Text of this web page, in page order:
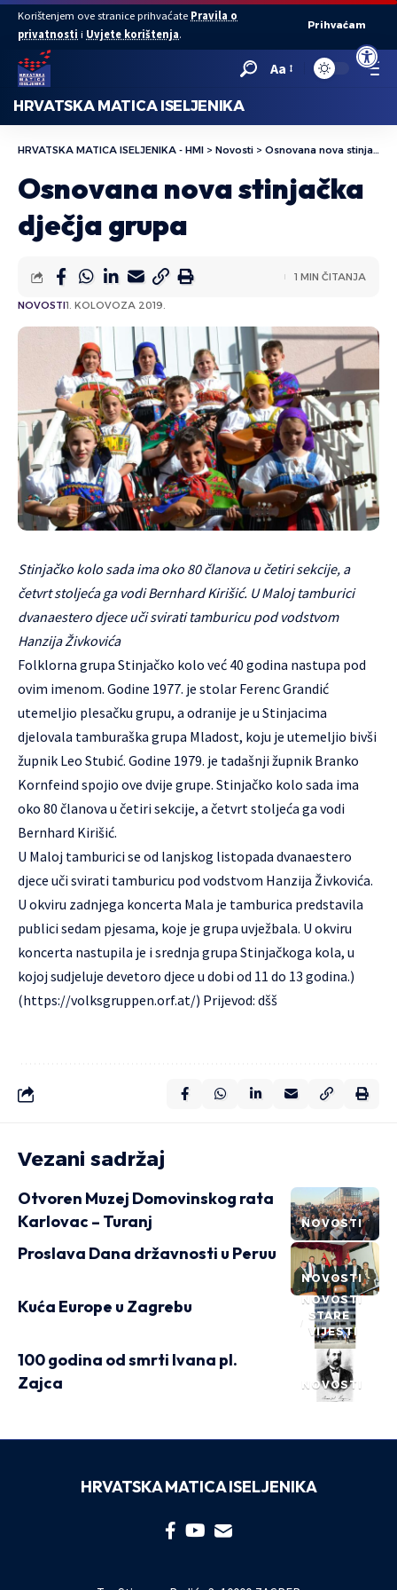
Open
Korištenjem ove stranice prihvaćate Pravila o
privatnosti i Uvjete korištenja.
Prihvaćam
Aa
HRVATSKA MATICA ISELJENIKA
HRVATSKA MATICA ISELJENIKA - HMI > Novosti > Osnovana nova stinjačka dječja grupa
Osnovana nova stinjačka
dječja grupa
NOVOSTI1. KOLOVOZA 2019.
1 MIN ČITANJA
Stinjačko kolo sada ima oko 80 članova u četiri sekcije, a
četvrt stoljeća ga vodi Bernhard Kirišić. U Maloj tamburici
dvanaestero djece uči svirati tamburicu pod vodstvom
Hanzija Živkovića
Folklorna grupa Stinjačko kolo već 40 godina nastupa pod
ovim imenom. Godine 1977. je stolar Ferenc Grandić
utemeljio plesačku grupu, a odranije je u Stinjacima
djelovala tamburaška grupa Mladost, koju je utemeljio bivši
župnik Leo Stubić. Godine 1979. je tadašnji župnik Branko
Kornfeind spojio ove dvije grupe. Stinjačko kolo sada ima
oko 80 članova u četiri sekcije, a četvrt stoljeća ga vodi
Bernhard Kirišić.
U Maloj tamburici se od lanjskog listopada dvanaestero
djece uči svirati tamburicu pod vodstvom Hanzija Živkovića.
U okviru zadnjega koncerta Mala je tamburica predstavila
publici sedam pjesama, koje je grupa uvježbala. U okviru
koncerta nastupila je i srednja grupa Stinjačkoga kola, u
kojoj sudjeluje devetoro djece u dobi od 11 do 13 godina.)
(https://volksgruppen.orf.at/) Prijevod: dšš
Vezani sadržaj
NOVOSTI
Otvoren Muzej Domovinskog rata
Karlovac – Turanj
NOVOSTI
Proslava Dana državnosti u Peruu
NOVOSTI
STARE
VIJESTI
Kuća Europe u Zagrebu
NOVOSTI
100 godina od smrti Ivana pl.
Zajca
HRVATSKA MATICA ISELJENIKA